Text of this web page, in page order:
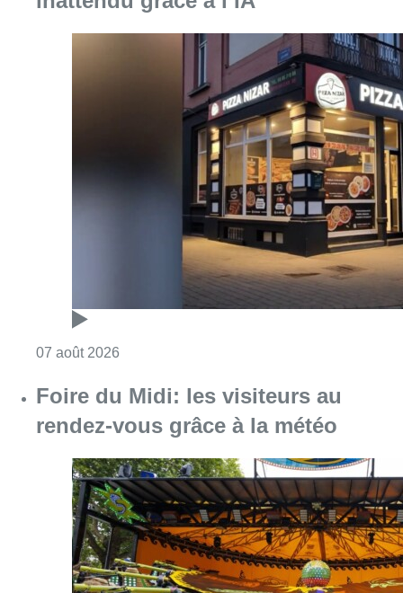
Consulter l'article "Pizza Nizar: un coup de
Foire du Midi: les visiteurs au
rendez-vous grâce à la météo
07 août 2026 Consulter l'article "Foire du Midi: les
Les Bruxellois respectent mieux les